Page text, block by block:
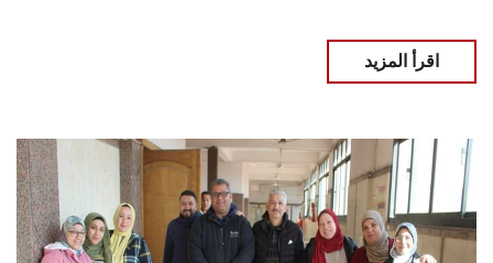
اقرأ المزيد